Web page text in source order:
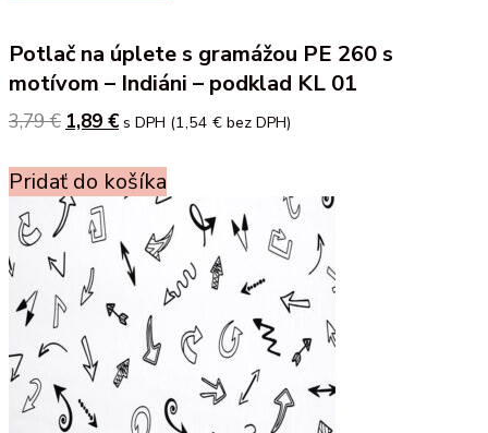
Potlač na úplete s gramážou PE 260 s
motívom – Indiáni – podklad KL 01
3,79€ Original
was:
3,79 €.
1,89 €Current
is:
1,89 €.
s DPH (1,54 € bez DPH)
Pridať do košíka